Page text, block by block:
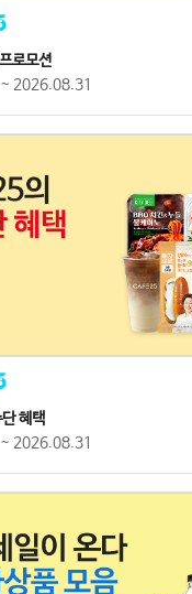
로모션
2026.08.31
혜택
2026.08.31